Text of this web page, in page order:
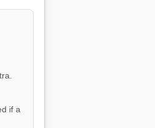
if a